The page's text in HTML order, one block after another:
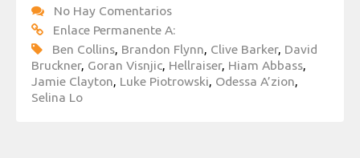
No Hay Comentarios
Enlace Permanente A:
Ben Collins, Brandon Flynn, Clive Barker, David
Bruckner, Goran Visnjic, Hellraiser, Hiam Abbass,
Jamie Clayton, Luke Piotrowski, Odessa A’zion,
Selina Lo